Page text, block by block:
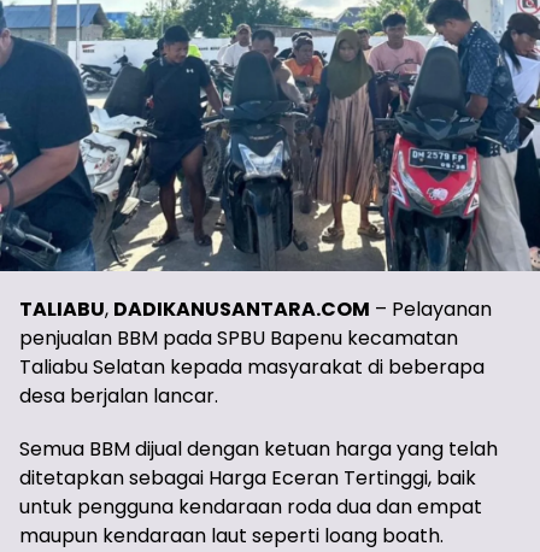
TALIABU, DADIKANUSANTARA.COM – Pelayanan
penjualan BBM pada SPBU Bapenu kecamatan
Taliabu Selatan kepada masyarakat di beberapa
desa berjalan lancar.
Semua BBM dijual dengan ketuan harga yang telah
ditetapkan sebagai Harga Eceran Tertinggi, baik
untuk pengguna kendaraan roda dua dan empat
maupun kendaraan laut seperti loang boath.